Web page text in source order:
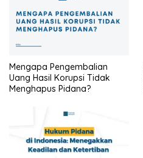
Mengapa Pengembalian
Uang Hasil Korupsi Tidak
Menghapus Pidana?